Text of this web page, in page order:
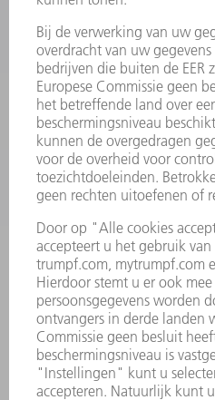
ELEKTROGEREEDSCHAP
SMART FACTORY
SOFTWARE
SERVICES
TOEPASSINGEN
SECTOREN
ONDERNEMING
CARRIÈRE
VACATURES
BEDRIJFSPROFIEL
JAARVERSLAG
BEDRIJFSPRINCIPES
COMPLIANCE
KLOKKENLUIDERSYSTEEM
BEVEILIGING
PERSBERICHTEN
TIJDSCHRIFTEN
DUURZAAMHEID
MILIEU EN KLIMAAT
SAMENLEVING EN ONDERNEMING